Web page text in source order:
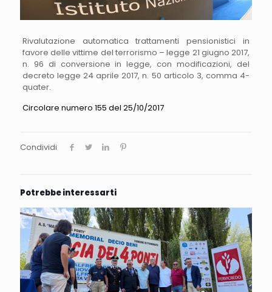
Rivalutazione automatica trattamenti pensionistici in
favore delle vittime del terrorismo – legge 21 giugno 2017,
n. 96 di conversione in legge, con modificazioni, del
decreto legge 24 aprile 2017, n. 50 articolo 3, comma 4-
quater.
Circolare numero 155 del 25/10/2017
Condividi
Potrebbe interessarti